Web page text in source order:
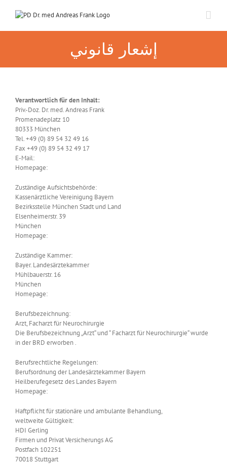
إشعار قانوني
Verantwortlich für den Inhalt:
Priv.-Doz. Dr. med. Andreas Frank
Promenadeplatz 10
80333 München
Tel. +49 (0) 89 54 32 49 16
Fax +49 (0) 89 54 32 49 17
E-Mail:
Homepage:
Zuständige Aufsichtsbehörde:
Kassenärztliche Vereinigung Bayern
Bezirksstelle München Stadt und Land
Elsenheimerstr. 39
München
Homepage:
Zuständige Kammer:
Bayer. Landesärztekammer
Mühlbauerstr. 16
München
Homepage:
Berufsbezeichnung:
Arzt, Facharzt für Neurochirurgie
Die Berufsbezeichnung „Arzt“ und “ Facharzt für Neurochirurgie“ wurde
in der BRD erworben .
Berufsrechtliche Regelungen:
Berufsordnung der Landesärztekammer Bayern
Heilberufegesetz des Landes Bayern
Homepage:
Haftpflicht für stationäre und ambulante Behandlung,
weltweite Gültigkeit:
HDI Gerling
Firmen und Privat Versicherungs AG
Postfach 102251
70018 Stuttgart